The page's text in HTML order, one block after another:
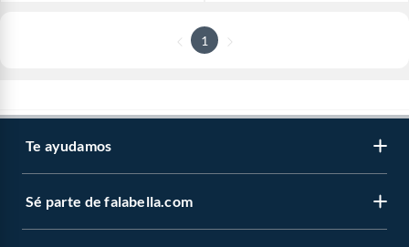
1
Te ayudamos
Sé parte de falabella.com